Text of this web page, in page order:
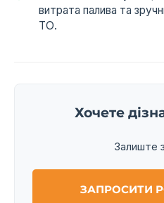
витрата палива та
ТО.
Хочете
Залиште
ЗАПРОСИТИ